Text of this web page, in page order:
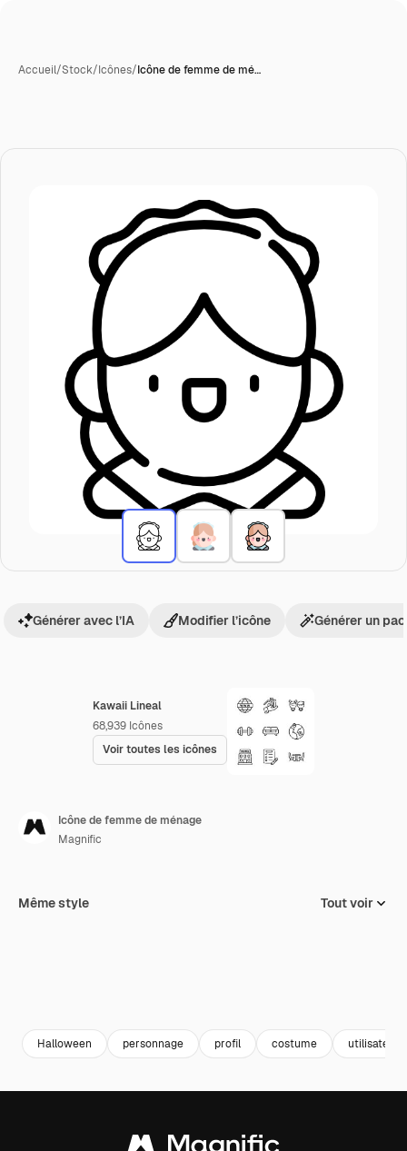
Accueil/Stock/Icônes/Icône de femme de mé…
Kawaii Lineal
68,939 Icônes
Voir toutes les icônes
Générer avec l’IA Modifier l’icône Générer un
Icône de femme de ménage
Magnific
Même style Tout voir
Halloween personnage profil costume utilisateur